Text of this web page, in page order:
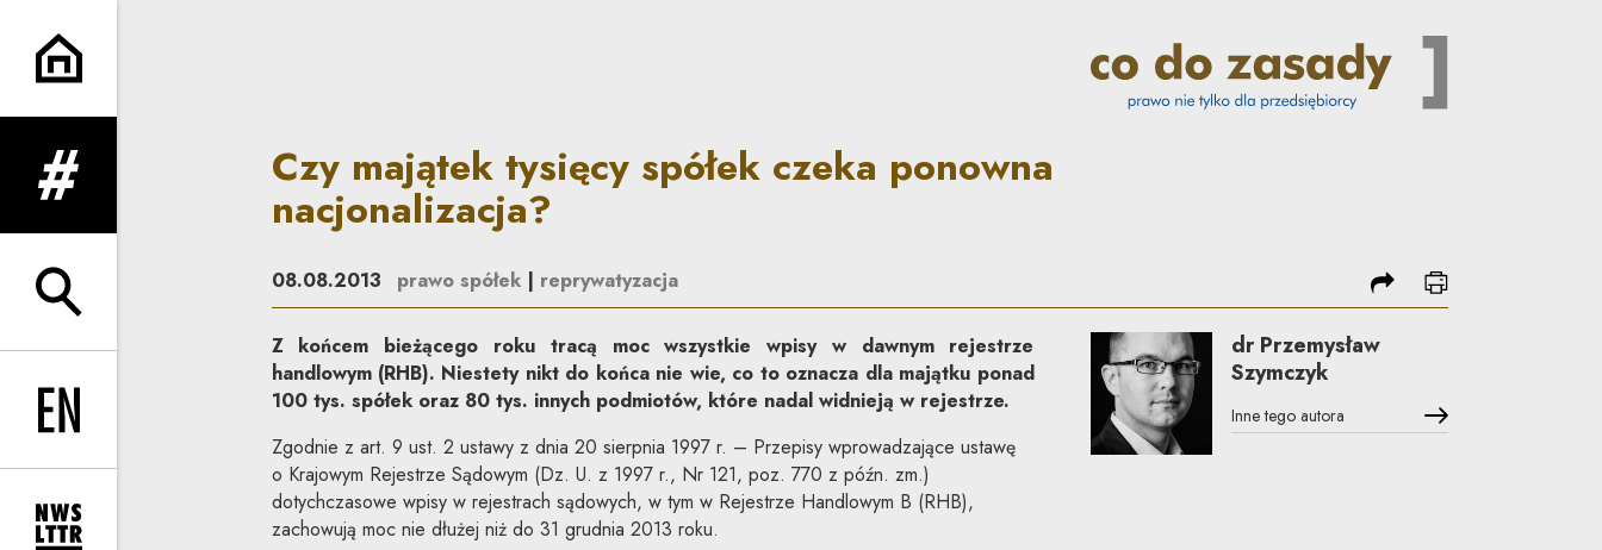
Czy majątek tysięcy spółek czeka ponowna nacjonalizacja? | Co do zasady
rozwiń menu
rozwiń wyszukiwarkę
Change language to EN
rozwiń formularz zapisu na newsletter
Czy majątek tysięcy spółek czeka ponowna
nacjonalizacja?
08.08.2013 prawo spółek| reprywatyzacja podziel się
drukuj
Z końcem bieżącego roku tracą moc wszystkie wpisy w dawnym rejestrze
handlowym (RHB). Niestety nikt do końca nie wie, co to oznacza dla majątku ponad
100 tys. spółek oraz 80 tys. innych podmiotów, które nadal widnieją w rejestrze.
Zgodnie z art. 9 ust. 2 ustawy z dnia 20 sierpnia 1997 r. – Przepisy wprowadzające ustawę
o Krajowym Rejestrze Sądowym (Dz. U. z 1997 r., Nr 121, poz. 770 z późn. zm.)
dotychczasowe wpisy w rejestrach sądowych, w tym w Rejestrze Handlowym B (RHB),
zachowują moc nie dłużej niż do 31 grudnia 2013 roku.
dr Przemysław
Szymczyk
Inne tego autora